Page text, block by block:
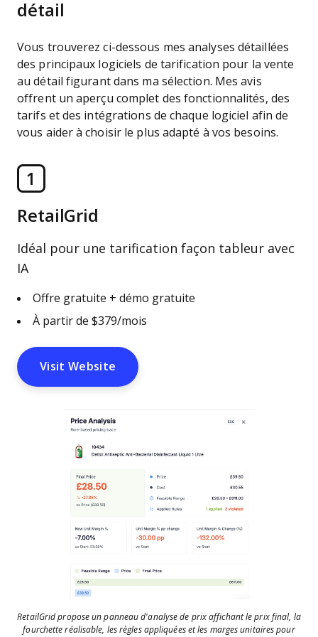
détail
Vous trouverez ci-dessous mes analyses détaillées
des principaux logiciels de tarification pour la vente
au détail figurant dans ma sélection. Mes avis
offrent un aperçu complet des fonctionnalités, des
tarifs et des intégrations de chaque logiciel afin de
vous aider à choisir le plus adapté à vos besoins.
1
RetailGrid
Idéal pour une tarification façon tableur avec
IA
Offre gratuite + démo gratuite
À partir de $379/mois
Visit Website
RetailGrid propose un panneau d'analyse de prix affichant le prix final, la
fourchette réalisable, les règles appliquées et les marges unitaires pour